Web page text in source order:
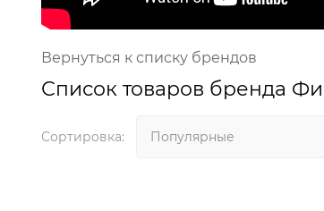
Вернуться к списку брендов
Список товаров бренда
Сортировка: